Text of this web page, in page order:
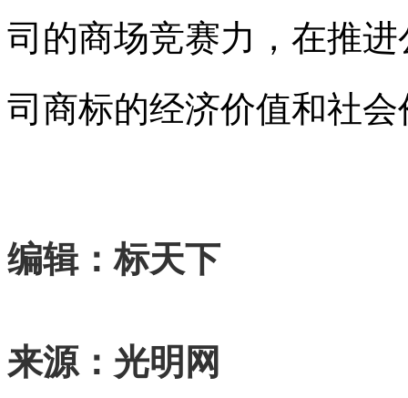
司的商场竞赛力，在推
司 商标的经济价值和社
编辑：标天下
来源：光明网